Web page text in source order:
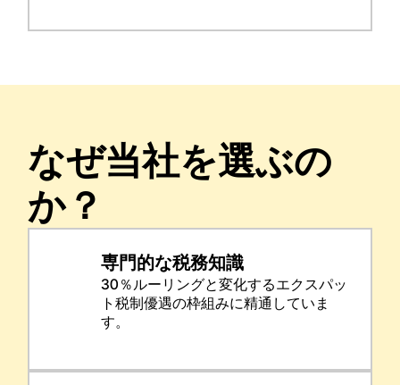
なぜ当社を選ぶの
か？
専門的な税務知識
30％ルーリングと変化するエクスパッ
ト税制優遇の枠組みに精通していま
す。